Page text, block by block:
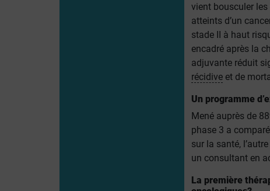
vient bousculer
atteints d’un
stade II à haut
encadré après la
adjuvante réduit
récidiveet de
Un programme
Mené auprès de
phase 3 a
sur la santé,
un consultant en
La première